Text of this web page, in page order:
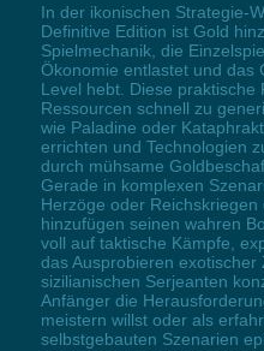
In der ikonischen Strategie-
Definitive Edition ist Gold
Spielmechanik, die
Ökonomie entlastet und das
Level hebt. Diese praktische
Ressourcen schnell zu
wie Paladine oder
errichten und Technologien
durch mühsame
Gerade in komplexen
Herzöge oder Reichskriegen
hinzufügen seinen wahren
voll auf taktische Kämpfe,
das Ausprobieren exotischer
sizilianischen Serjeanten
Anfänger die
meistern willst oder als
selbstgebauten Szenarien